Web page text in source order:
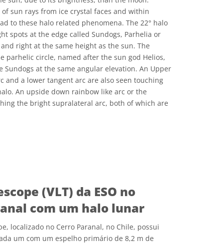
sun rays from ice crystal faces and within
to these halo related phenomena. The 22° halo
spots at the edge called Sundogs, Parhelia or
right at the same height as the sun. The
parhelic circle, named after the sun god Helios,
Sundogs at the same angular elevation. An Upper
and a lower tangent arc are also seen touching
An upside down rainbow like arc or the
the bright supralateral arc, both of which are
Attribution 4.0 International (CC BY 4.0) ícones
(VLT) da ESO no
com um halo lunar
localizado no Cerro Paranal, no Chile, possui
um com um espelho primário de 8,2 m de